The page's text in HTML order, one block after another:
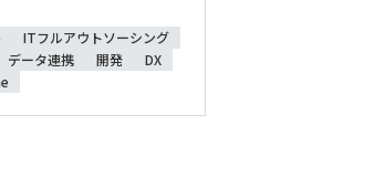
ITフルアウトソーシング
データ連携 開発
DX